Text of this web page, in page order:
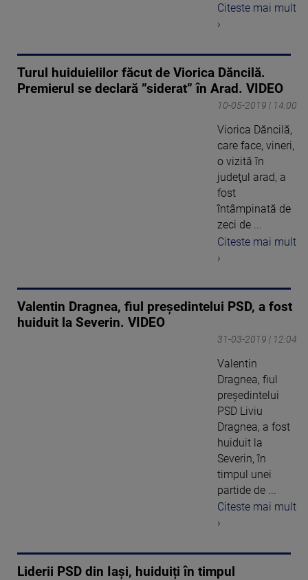
Citeste mai mult
›
Turul huiduielilor făcut de Viorica Dăncilă.
Premierul se declară ”siderat” în Arad. VIDEO
10-05-2019 | 14:00
Viorica Dăncilă,
care face, vineri,
o vizită în
judeţul arad, a
fost
întâmpinată de
zeci de ...
Citeste mai mult
›
Valentin Dragnea, fiul președintelui PSD, a fost
huiduit la Severin. VIDEO
31-03-2019 | 12:04
Valentin
Dragnea, fiul
președintelui
PSD Liviu
Dragnea, a fost
huiduit la
Severin, în
timpul unei
partide de ...
Citeste mai mult
›
Liderii PSD din Iași, huiduiți în timpul